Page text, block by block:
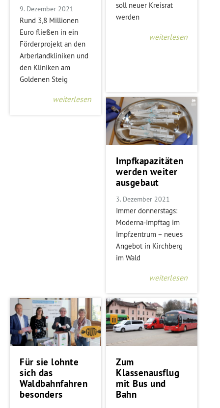
9. Dezember 2021
Rund 3,8 Millionen
Euro fließen in ein
Förderprojekt an den
Arberlandkliniken und
den Kliniken am
Goldenen Steig
weiterlesen
soll neuer Kreisrat
werden
weiterlesen
Impfkapazitäten
werden weiter
ausgebaut
3. Dezember 2021
Immer donnerstags:
Moderna-Impftag im
Impfzentrum – neues
Angebot in Kirchberg
im Wald
weiterlesen
Für sie lohnte
sich das
Waldbahnfahren
besonders
Zum
Klassenausflug
mit Bus und
Bahn